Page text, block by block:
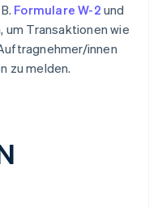
Formulare W-2 und
um Transaktionen wie
innen
zu melden.